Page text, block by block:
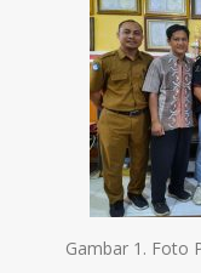
Gambar 1. Foto